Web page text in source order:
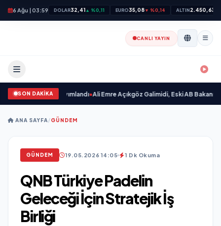
6 Ağu | 03:59 DOLAR32,41▲ %0,11 EURO35,08▼ %0,14 ALTIN2.450,63
CANLI YAYIN
SON DAKİKA
Sevgilim “ yayımlandı•Ali Emre Açıkgöz Galimidi, Eski AB Bakanı ve
ANA SAYFA/GÜNDEM
GÜNDEM 19.05.2026 14:05 1 Dk Okuma
QNB Türkiye Padelin
Geleceği İçin Stratejik İş
Birliği